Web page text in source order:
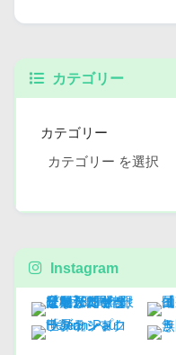
カテゴリー
カテゴリー
Instagram